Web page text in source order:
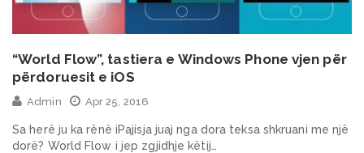
“World Flow”, tastiera e Windows Phone vjen për
përdoruesit e iOS
Admin Apr 25, 2016
Sa herë ju ka rënë iPajisja juaj nga dora teksa shkruani me një
dorë? World Flow i jep zgjidhje këtij…